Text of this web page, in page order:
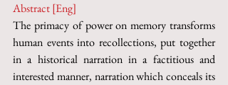
Abstract [Eng]
The primacy of power on memory transforms
human events into recollections, put together
in a historical narration in a factitious and
interested manner, narration which conceals its